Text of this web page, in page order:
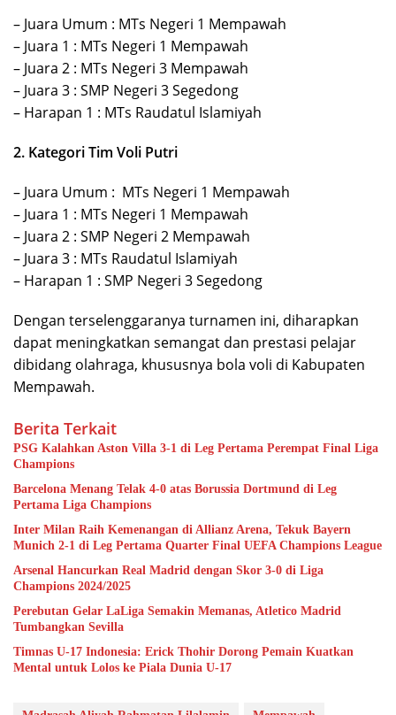
– Juara Umum : MTs Negeri 1 Mempawah
– Juara 1 : MTs Negeri 1 Mempawah
– Juara 2 : MTs Negeri 3 Mempawah
– Juara 3 : SMP Negeri 3 Segedong
– Harapan 1 : MTs Raudatul Islamiyah
2. Kategori Tim Voli Putri
– Juara Umum : MTs Negeri 1 Mempawah
– Juara 1 : MTs Negeri 1 Mempawah
– Juara 2 : SMP Negeri 2 Mempawah
– Juara 3 : MTs Raudatul Islamiyah
– Harapan 1 : SMP Negeri 3 Segedong
Dengan terselenggaranya turnamen ini, diharapkan
dapat meningkatkan semangat dan prestasi pelajar
dibidang olahraga, khususnya bola voli di Kabupaten
Mempawah.
Berita Terkait
PSG Kalahkan Aston Villa 3-1 di Leg Pertama Perempat Final Liga
Champions
Barcelona Menang Telak 4-0 atas Borussia Dortmund di Leg
Pertama Liga Champions
Inter Milan Raih Kemenangan di Allianz Arena, Tekuk Bayern
Munich 2-1 di Leg Pertama Quarter Final UEFA Champions League
Arsenal Hancurkan Real Madrid dengan Skor 3-0 di Liga
Champions 2024/2025
Perebutan Gelar LaLiga Semakin Memanas, Atletico Madrid
Tumbangkan Sevilla
Timnas U-17 Indonesia: Erick Thohir Dorong Pemain Kuatkan
Mental untuk Lolos ke Piala Dunia U-17